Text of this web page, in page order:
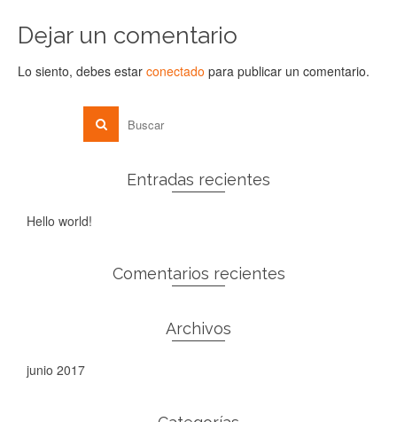
Dejar un comentario
Lo siento, debes estar conectado para publicar un comentario.
Entradas recientes
Hello world!
Comentarios recientes
Archivos
junio 2017